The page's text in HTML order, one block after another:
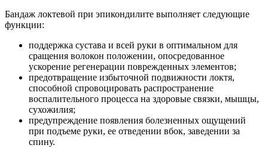
Бандаж локтевой при эпикондилите выполняет следующие
функции:
поддержка сустава и всей руки в оптимальном для
сращения волокон положении, опосредованное
ускорение регенерации поврежденных элементов;
предотвращение избыточной подвижности локтя,
способной спровоцировать распространение
воспалительного процесса на здоровые связки, мышцы,
сухожилия;
предупреждение появления болезненных ощущений
при подъеме руки, ее отведении вбок, заведении за
спину.